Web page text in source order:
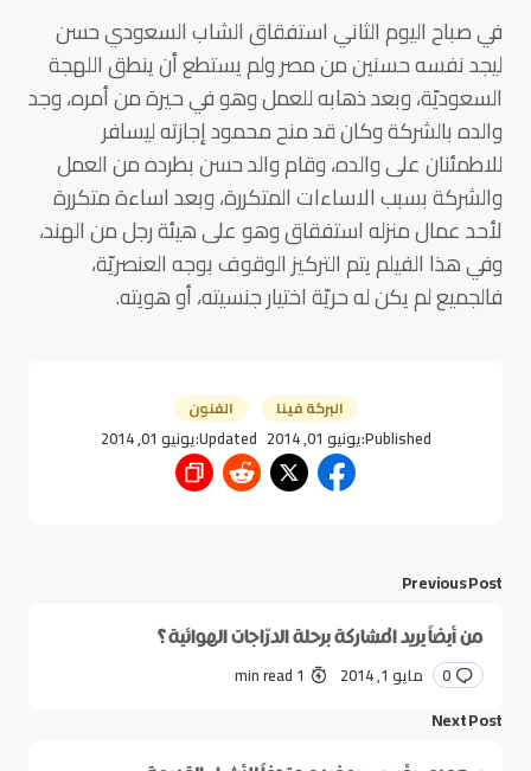
في صباح اليوم الثاني استفقاق الشاب السعودي حسن
ليجد نفسه حسنين من مصر ولم يستطع أن ينطق اللهجة
السعوديّة، وبعد ذهابه للعمل وهو في حيرة من أمره، وجد
والده بالشركة وكان قد منح محمود إجازته ليسافر
للاطمئنان على والده، وقام والد حسن بطرده من العمل
والشركة بسبب الاساءات المتكررة، وبعد اساءة متكررة
لأحد عمال منزله استفقاق وهو على هيئة رجل من الهند،
وفي هذا الفيلم يتم التركيز الوقوف بوجه العنصريّة،
فالجميع لم يكن له حريّة اختيار جنسيته، أو هويته.
البركة فينا الفنون
Published:يونيو 01, 2014 Updated:يونيو 01, 2014
Previous Post
من أيضاً يريد المشاركة برحلة الدرّاجات الهوائية؟
0 مايو 1, 2014 1 min read
Next Post